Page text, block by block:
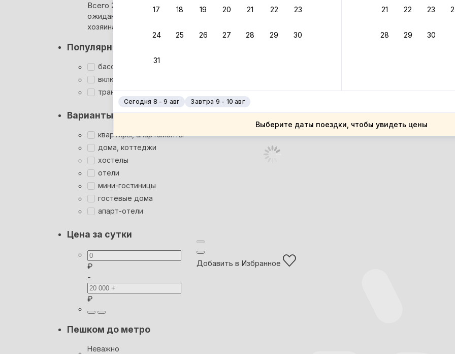
17 18 19 20 21 22 23
24 25 26 27 28 29 30
31
21 22 23
28 29 30
Сегодня 8 - 9 авг Завтра 9 - 10 авг
Выберите даты поездки, чтобы увидеть цены
Всего 2 минуты, без
ожидания ответа от
хозяина
Популярные фильтры
бассейн
включён завтрак
трансфер
Варианты размещения
квартиры, апартаменты
дома, коттеджи
хостелы
отели
мини-гостиницы
гостевые дома
апарт-отели
Цена за сутки
₽
-
₽
Пешком до метро
Неважно
Суперхозяин
Добавить в Избранное